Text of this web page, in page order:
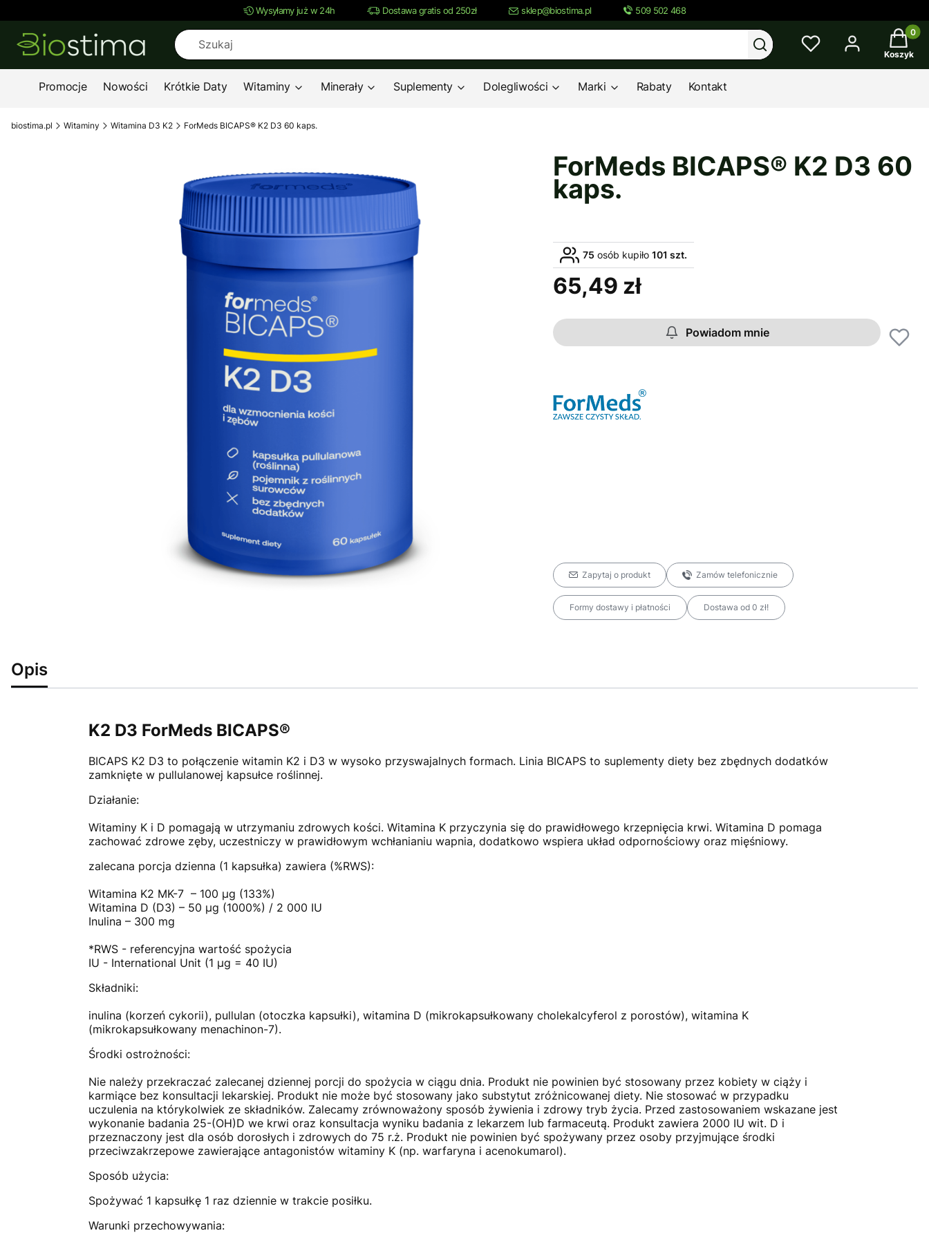
Wysyłamy już w 24h Dostawa gratis od 250zł sklep@biostima.pl 509 502 468
WyczyśćSzukaj
Twój
Koszyk
Promocje Nowości Krótkie Daty Witaminy Minerały Suplementy Dolegliwości Marki Rabaty Kontakt
biostima.pl Witaminy Witamina D3 K2 ForMeds BICAPS® K2 D3 60 kaps.
ForMeds BICAPS® K2 D3 60
kaps.
75 osób kupiło 101 szt.
Cena
65,49 zł
Powiadom mnie
Zapytaj o produkt Zamów telefonicznie
Formy dostawy i płatności Dostawa od 0 zł!
Opis
K2 D3 ForMeds BICAPS®
BICAPS K2 D3 to połączenie witamin K2 i D3 w wysoko przyswajalnych formach. Linia BICAPS to suplementy diety bez zbędnych dodatków
zamknięte w pullulanowej kapsułce roślinnej.
Działanie:
Witaminy K i D pomagają w utrzymaniu zdrowych kości. Witamina K przyczynia się do prawidłowego krzepnięcia krwi. Witamina D pomaga
zachować zdrowe zęby, uczestniczy w prawidłowym wchłanianiu wapnia, dodatkowo wspiera układ odpornościowy oraz mięśniowy.
zalecana porcja dzienna (1 kapsułka) zawiera (%RWS):
Witamina K2 MK-7 – 100 µg (133%)
Witamina D (D3) – 50 µg (1000%) / 2 000 IU
Inulina – 300 mg
*RWS - referencyjna wartość spożycia
IU - International Unit (1 µg = 40 IU)
Składniki:
inulina (korzeń cykorii), pullulan (otoczka kapsułki), witamina D (mikrokapsułkowany cholekalcyferol z porostów), witamina K
(mikrokapsułkowany menachinon-7).
Środki ostrożności:
Nie należy przekraczać zalecanej dziennej porcji do spożycia w ciągu dnia. Produkt nie powinien być stosowany przez kobiety w ciąży i
karmiące bez konsultacji lekarskiej. Produkt nie może być stosowany jako substytut zróżnicowanej diety. Nie stosować w przypadku
uczulenia na którykolwiek ze składników. Zalecamy zrównoważony sposób żywienia i zdrowy tryb życia. Przed zastosowaniem wskazane jest
wykonanie badania 25-(OH)D we krwi oraz konsultacja wyniku badania z lekarzem lub farmaceutą. Produkt zawiera 2000 IU wit. D i
przeznaczony jest dla osób dorosłych i zdrowych do 75 r.ż. Produkt nie powinien być spożywany przez osoby przyjmujące środki
przeciwzakrzepowe zawierające antagonistów witaminy K (np. warfaryna i acenokumarol).
Sposób użycia:
Spożywać 1 kapsułkę 1 raz dziennie w trakcie posiłku.
Warunki przechowywania: